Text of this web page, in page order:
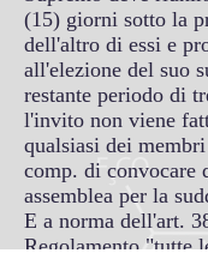
(15) giorni sotto la
dell'altro di essi e
all'elezione del suo
restante periodo di
l'invito non viene
qualsiasi dei
comp. di convocare
assemblea per la
E a norma dell'art.
Regolamento "tutte